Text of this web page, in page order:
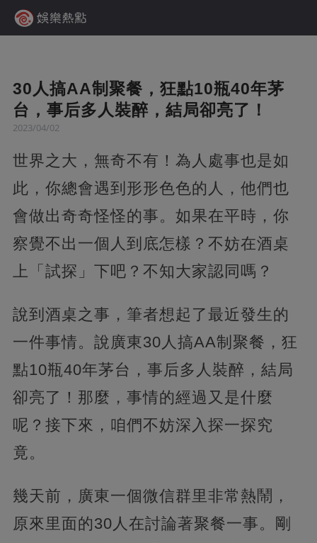
30人搞AA制聚餐，狂點10瓶40年茅
台，事后多人裝醉，結局卻亮了！
2023/04/02
世界之大，無奇不有！為人處事也是如
此，你總會遇到形形色色的人，他們也
會做出奇奇怪怪的事。如果在平時，你
察覺不出一個人到底怎樣？不妨在酒桌
上「試探」下吧？不知大家認同嗎？
說到酒桌之事，筆者想起了最近發生的
一件事情。說廣東30人搞AA制聚餐，狂
點10瓶40年茅台，事后多人裝醉，結局
卻亮了！那麼，事情的經過又是什麼
呢？接下來，咱們不妨深入探一探究
竟。
幾天前，廣東一個微信群里非常熱鬧，
原來里面的30人在討論著聚餐一事。剛